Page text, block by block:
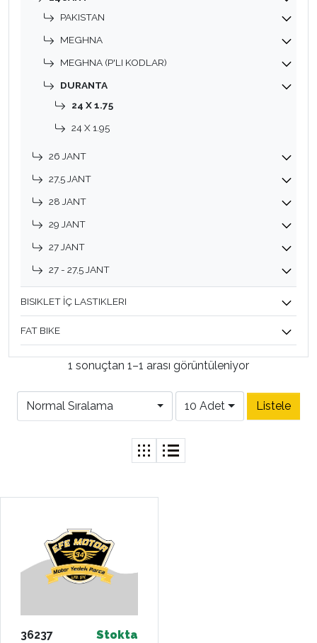
PAKISTAN
MEGHNA
MEGHNA (P'LI KODLAR)
DURANTA
24 X 1.75
24 X 1.95
26 JANT
27,5 JANT
28 JANT
29 JANT
27 JANT
27 - 27,5 JANT
BISIKLET İÇ LASTIKLERI
FAT BIKE
1 sonuçtan 1–1 arası görüntüleniyor
Normal Sıralama 10 Adet
36237
Stokta